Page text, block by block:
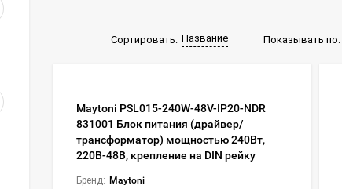
Сортировать: Название Показывать по:
Maytoni PSL015-240W-48V-IP20-NDR
831001 Блок питания (драйвер/
трансформатор) мощностью 240Вт,
220В-48В, крепление на DIN рейку
Бренд: Maytoni